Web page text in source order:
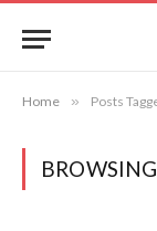
Home » Posts